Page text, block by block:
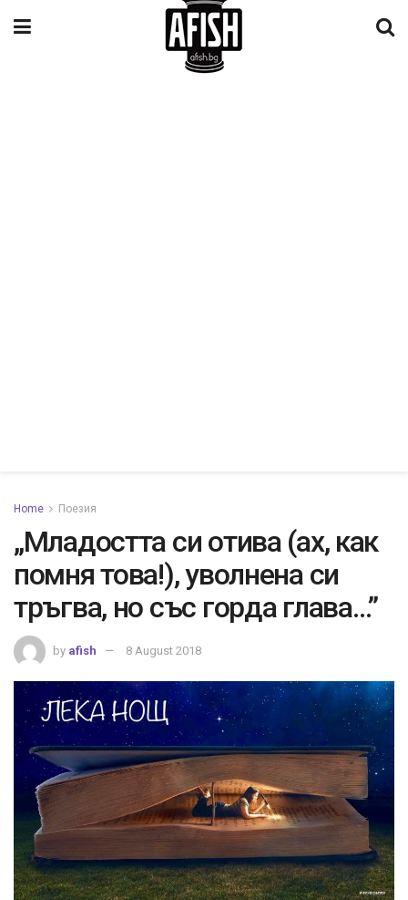
Home Поезия
„Младостта си отива (ах, как
помня това!), уволнена си
тръгва, но със горда глава…”
by afish 8 August 2018